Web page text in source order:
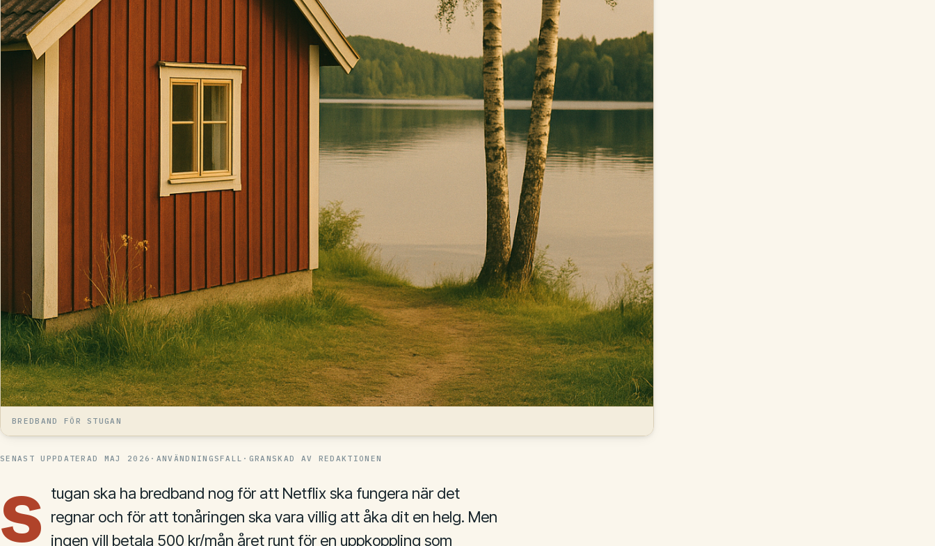
BREDBAND FÖR STUGAN
SENAST UPPDATERAD MAJ 2026 · ANVÄNDNINGSFALL · GRANSKAD AV REDAKTIONEN
S tugan ska ha bredband nog för att Netflix ska fungera när det
regnar och för att tonåringen ska vara villig att åka dit en helg. Men
ingen vill betala 500 kr/mån året runt för en uppkoppling som